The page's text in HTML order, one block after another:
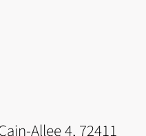
Allee 4, 72411